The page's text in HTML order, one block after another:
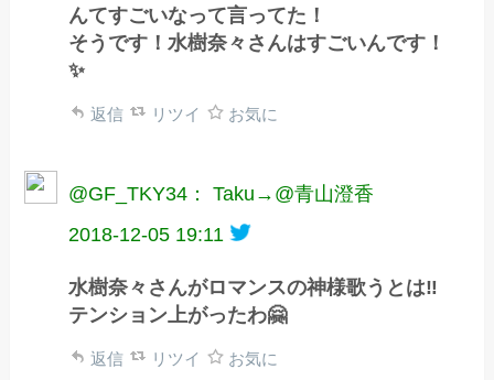
んてすごいなって言ってた！
そうです！水樹奈々さんはすごいんです！
✨
返信 リツイ お気に
@GF_TKY34： Taku→@青山澄香
2018-12-05 19:11
水樹奈々さんがロマンスの神様歌うとは‼️
テンション上がったわ🤗
返信 リツイ お気に